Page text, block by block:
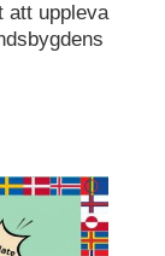
att uppleva